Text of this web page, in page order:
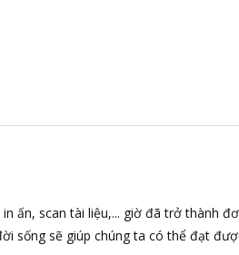
ấn, scan tài liệu,... giờ đã trở thành
sống sẽ giúp chúng ta có thể đạt